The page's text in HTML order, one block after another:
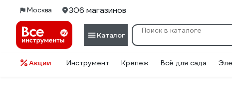
Москва 306 магазинов
Каталог
Акции Инструмент Крепеж Всё для сада